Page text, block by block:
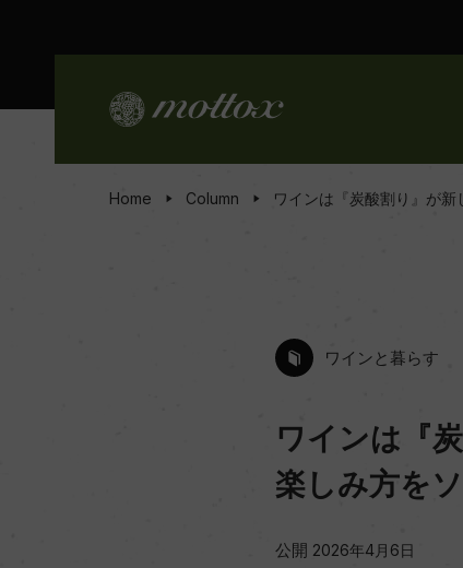
Home Column ワインは『炭酸割り』が
ワインと暮らす
ワインは『
楽しみ方を
公開 2026年4月6日